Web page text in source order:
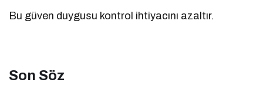
Bu güven duygusu kontrol ihtiyacını azaltır.
Son Söz